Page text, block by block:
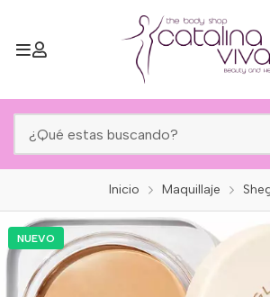
Inicio Maquillaje
NUEVO